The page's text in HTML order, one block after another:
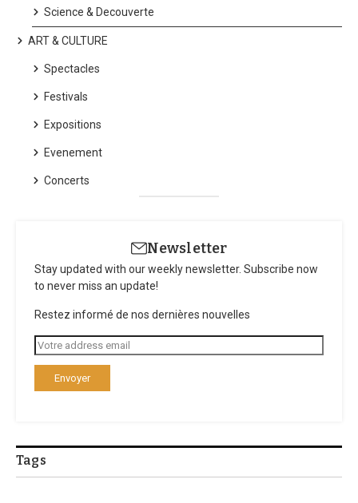
entier avec son parcours et ses accomplissements.
Photos : Paralympics/Olympics/Paris 2024/Crédit Coopératif/DR
Science & Decouverte
ART & CULTURE
Spectacles
Festivals
Expositions
Evenement
Concerts
Newsletter
Stay updated with our weekly newsletter. Subscribe now
to never miss an update!
Restez informé de nos dernières nouvelles
Tags